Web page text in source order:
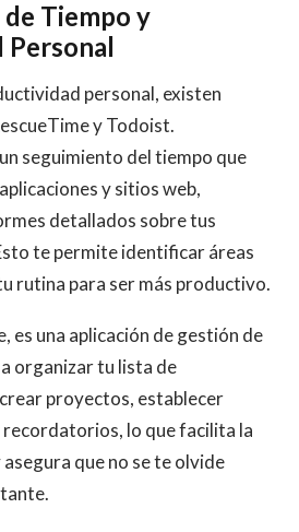
Tiempo y
personal, existen
y Todoist.
seguimiento del tiempo que
y sitios web,
detallados sobre tus
te permite identificar áreas
rutina para ser más productivo.
es una aplicación de gestión de
organizar tu lista de
proyectos, establecer
lo que facilita la
que no se te olvide